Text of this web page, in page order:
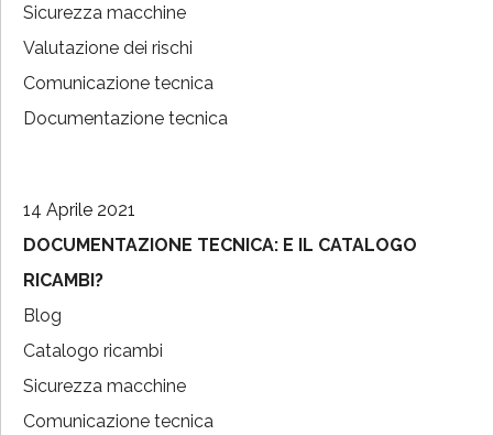
Sicurezza macchine
Valutazione dei rischi
Comunicazione tecnica
Documentazione tecnica
14 Aprile 2021
DOCUMENTAZIONE TECNICA: E IL CATALOGO
RICAMBI?
Blog
Catalogo ricambi
Sicurezza macchine
Comunicazione tecnica